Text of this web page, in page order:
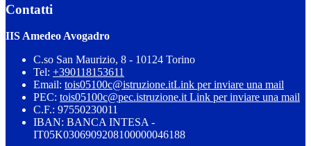
Contatti
IIS Amedeo Avogadro
C.so San Maurizio, 8 - 10124 Torino
Tel: +390118153611
Email: tois05100c@istruzione.itLink per inviare una mail
PEC: tois05100c@pec.istruzione.it Link per inviare una mail
C.F.: 97550230011
IBAN: BANCA INTESA -
IT05K0306909208100000046188